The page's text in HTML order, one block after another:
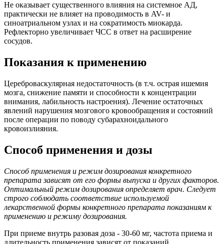
Не оказывает существенного влияния на системное АД,
практически не влияет на проводимость в AV- и
синоатриальном узлах и на сократимость миокарда.
Рефлекторно увеличивает ЧСС в ответ на расширение
сосудов.
Показания к применению
Цереброваскулярная недостаточность (в т.ч. острая ишемия
мозга, снижение памяти и способности к концентрации
внимания, лабильность настроения). Лечение остаточных
явлений нарушения мозгового кровообращения и состояний
после операции по поводу субарахноидального
кровоизлияния.
Способ применения и дозы
Способ применения и режим дозирования конкретного
препарата зависят от его формы выпуска и других факторов.
Оптимальный режим дозирования определяет врач. Следует
строго соблюдать соответствие используемой
лекарственной формы конкретного препарата показаниям к
применению и режиму дозирования.
При приеме внутрь разовая доза - 30-60 мг, частота приема и
длительность применения зависят от показаний.